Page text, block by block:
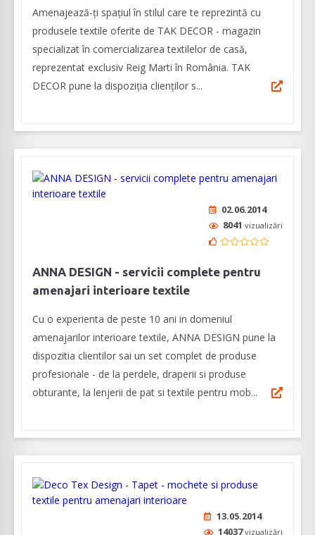
Amenajează-ți spațiul în stilul care te reprezintă cu
produsele textile oferite de TAK DECOR - magazin
specializat în comercializarea textilelor de casă,
reprezentat exclusiv Reig Marti în România. TAK
DECOR pune la dispoziția clienților s...
02.06.2014
8041 vizualizări
ANNA DESIGN - servicii complete pentru
amenajari interioare textile
Cu o experienta de peste 10 ani in domeniul
amenajarilor interioare textile, ANNA DESIGN pune la
dispozitia clientilor sai un set complet de produse
profesionale - de la perdele, draperii si produse
obturante, la lenjerii de pat si textile pentru mob...
13.05.2014
14037vizualizări